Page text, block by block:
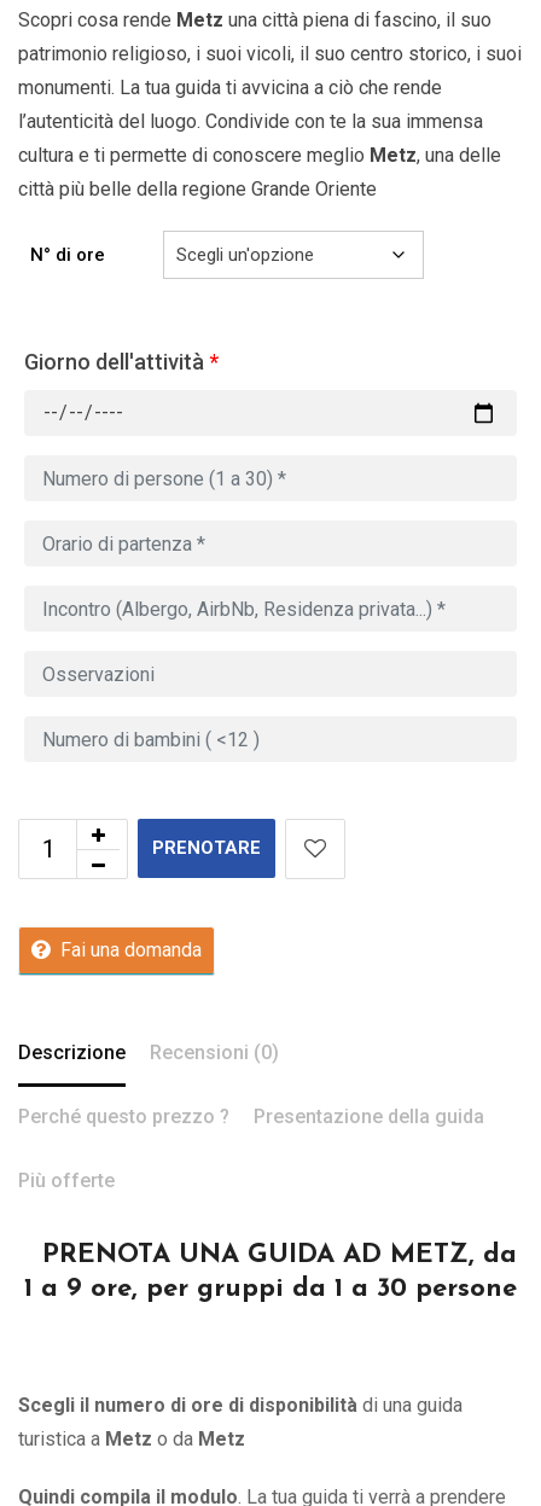
Scopri cosa rende Metz una città piena di fascino, il suo
patrimonio religioso, i suoi vicoli, il suo centro storico, i suoi
monumenti. La tua guida ti avvicina a ciò che rende
l’autenticità del luogo. Condivide con te la sua immensa
cultura e ti permette di conoscere meglio Metz, una delle
città più belle della regione Grande Oriente
N° di ore
Giorno dell'attività*
PRENOTARE
Fai una domanda
Descrizione Recensioni (0)
Perché questo prezzo ? Presentazione della guida
Più offerte
PRENOTA UNA GUIDA AD METZ, da
1 a 9 ore, per gruppi da 1 a 30 persone
Scegli il numero di ore di disponibilità di una guida
turistica a Metz o da Metz
Quindi compila il modulo. La tua guida ti verrà a prendere